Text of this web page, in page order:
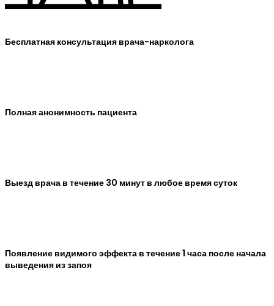
Бесплатная консультация врача-нарколога
Полная анонимность пациента
Выезд врача в течение 30 минут в любое время суток
Появление видимого эффекта в течение 1 часа после начала
выведения из запоя